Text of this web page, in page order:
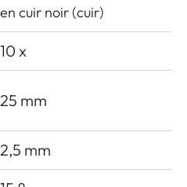
en cuir noir (cuir)
10 x
25 mm
2,5 mm